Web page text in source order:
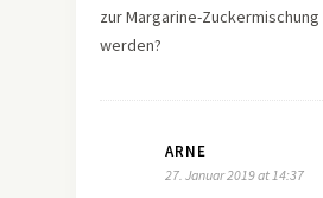
zur Margarine-
werden?
ARNE
27. Januar 2019 at 14:37